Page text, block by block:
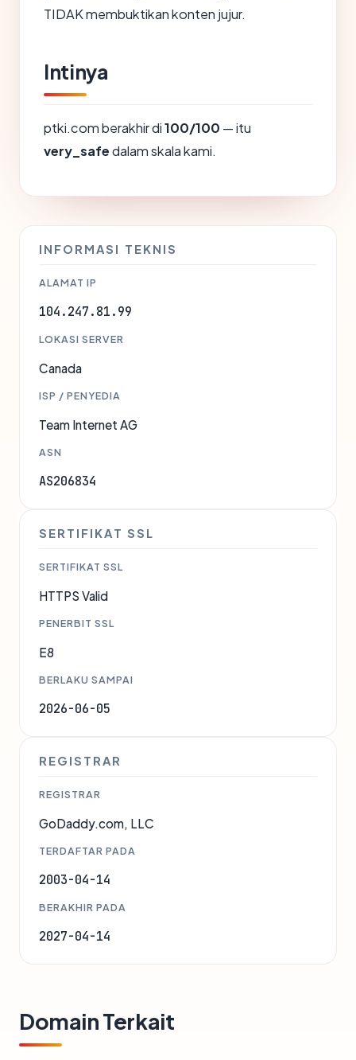
TIDAK membuktikan konten jujur.
Intinya
ptki.com berakhir di100/100 — itu
very_safedalam skala kami.
INFORMASI TEKNIS
ALAMAT IP
104.247.81.99
LOKASI SERVER
Canada
ISP / PENYEDIA
Team Internet AG
ASN
AS206834
SERTIFIKAT SSL
SERTIFIKAT SSL
HTTPS Valid
PENERBIT SSL
E8
BERLAKU SAMPAI
2026-06-05
REGISTRAR
REGISTRAR
GoDaddy.com, LLC
TERDAFTAR PADA
2003-04-14
BERAKHIR PADA
2027-04-14
Domain Terkait